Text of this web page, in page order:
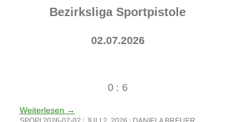
Bezirksliga Sportpistole
02.07.2026
0 : 6
Weiterlesen →